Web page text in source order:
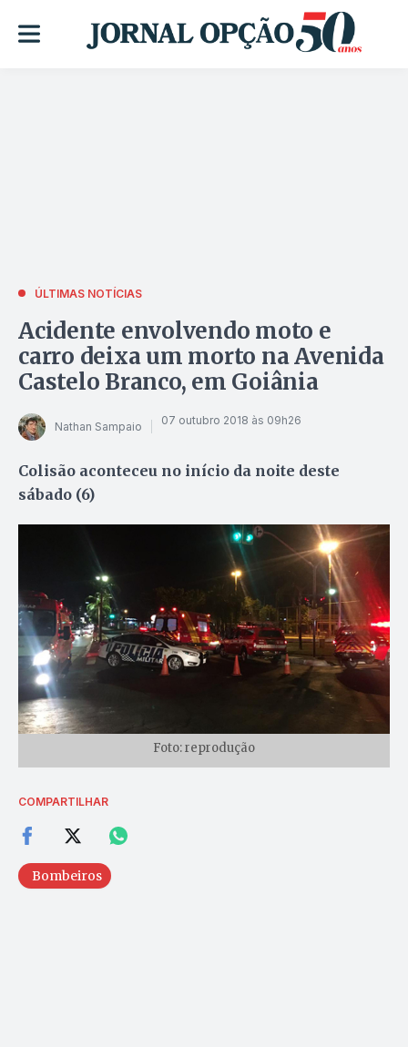
ÚLTIMAS NOTÍCIAS
Acidente envolvendo moto e
carro deixa um morto na Avenida
Castelo Branco, em Goiânia
Nathan Sampaio 07 outubro 2018 às 09h26
Colisão aconteceu no início da noite deste
sábado (6)
Foto: reprodução
COMPARTILHAR
Bombeiros